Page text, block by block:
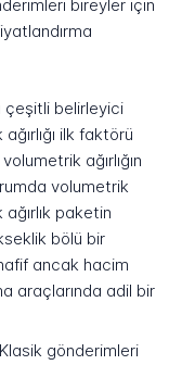
bireyler için
çeşitli belirleyici
ilk faktörü
ağırlığın
volumetrik
paketin
bölü bir
ancak hacim
araçlarında adil bir
Klasik gönderimleri